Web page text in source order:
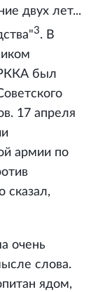
двух лет...
3. В
РККА был
17 апреля
армии по
сказал,
очень
слова.
ядом,